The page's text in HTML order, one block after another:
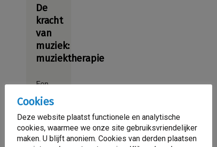
De
kracht
van
muziek:
muziektherapie
Een
80-
man
met
Cookies
Deze website plaatst functionele en analytische
cookies, waarmee we onze site gebruiksvriendelijker
maken. U blijft anoniem. Cookies van derden plaatsen